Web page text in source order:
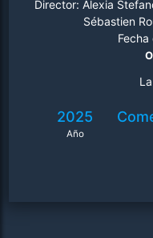
que
Director: Alexia
Sébastien
2025
Año